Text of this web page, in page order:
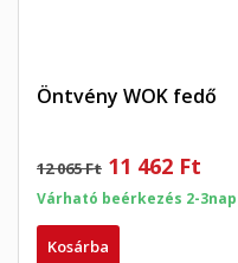
Öntvény WOK fedő
12 065 Ft 11 462 Ft
Várható beérkezés 2-3nap
Kosárba